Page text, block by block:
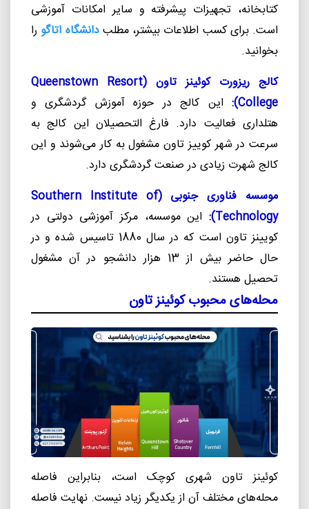
کتابخانه، تجهیزات پیشرفته و سایر امکانات آموزشی
است. برای کسب اطلاعات بیشتر، مطلبدانشگاه اتاگورا
بخوانید.
کالج ریزورت کوئینز تاون (Queenstown Resort
College
): این کالج در حوزه آموزش گردشگری و
هتلداری فعالیت دارد. فارغ التحصیلان این کالج به
سرعت در شهر کوییز تاون مشغول به کار می‌شوند و این
کالج شهرت زیادی در صنعت گردشگری دارد.
موسسه فناوری جنوبی (Southern Institute of
Technology
): این موسسه، مرکز آموزشی دولتی در
کویینز تاون است که در سال 1880 تاسیس شده و در
حال حاضر بیش از 13 هزار دانشجو در آن مشغول
تحصیل هستند.
محله‌های محبوب کوئینز تاون
کوئینز تاون شهری کوچک است، بنابراین فاصله
محله‌های مختلف آن از یکدیگر زیاد نیست. نهایت فاصله